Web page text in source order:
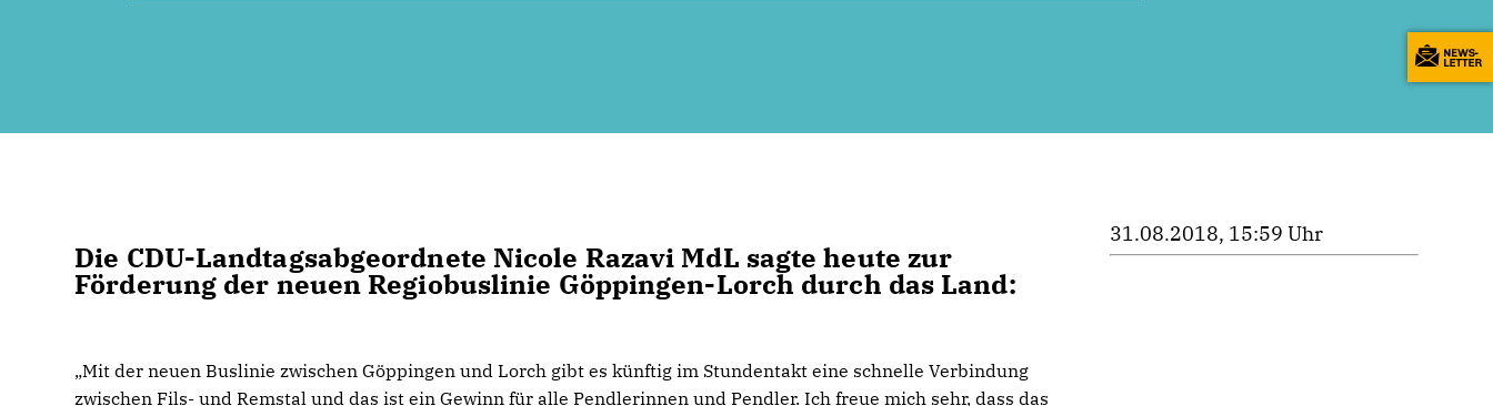
Die CDU-Landtagsabgeordnete Nicole Razavi MdL sagte heute zur
Förderung der neuen Regiobuslinie Göppingen-Lorch durch das Land:
Mit der neuen Buslinie zwischen Göppingen und Lorch gibt es künftig im Stundentakt eine schnelle Verbindung
zwischen Fils- und Remstal und das ist ein Gewinn für alle Pendlerinnen und Pendler. Ich freue mich sehr, dass das
31.08.2018, 15:59 Uhr